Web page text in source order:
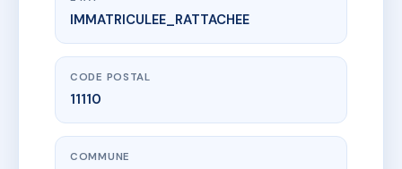
www.vme.plus/AC6383046
Les Cades
15 r des cades11110 Salles-d'Aude
IMMATRICULEE_RATTACHEE
CODE POSTAL
11110
COMMUNE